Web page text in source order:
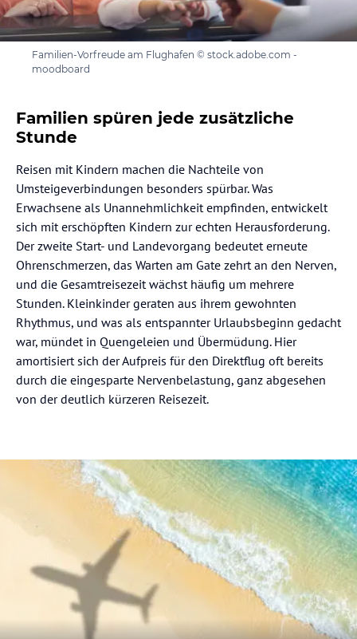
Familien-Vorfreude am Flughafen © stock.adobe.com -
moodboard
Familien spüren jede zusätzliche
Stunde
Reisen mit Kindern machen die Nachteile von
Umsteigeverbindungen besonders spürbar. Was
Erwachsene als Unannehmlichkeit empfinden, entwickelt
sich mit erschöpften Kindern zur echten Herausforderung.
Der zweite Start- und Landevorgang bedeutet erneute
Ohrenschmerzen, das Warten am Gate zehrt an den Nerven,
und die Gesamtreisezeit wächst häufig um mehrere
Stunden. Kleinkinder geraten aus ihrem gewohnten
Rhythmus, und was als entspannter Urlaubsbeginn gedacht
war, mündet in Quengeleien und Übermüdung. Hier
amortisiert sich der Aufpreis für den Direktflug oft bereits
durch die eingesparte Nervenbelastung, ganz abgesehen
von der deutlich kürzeren Reisezeit.